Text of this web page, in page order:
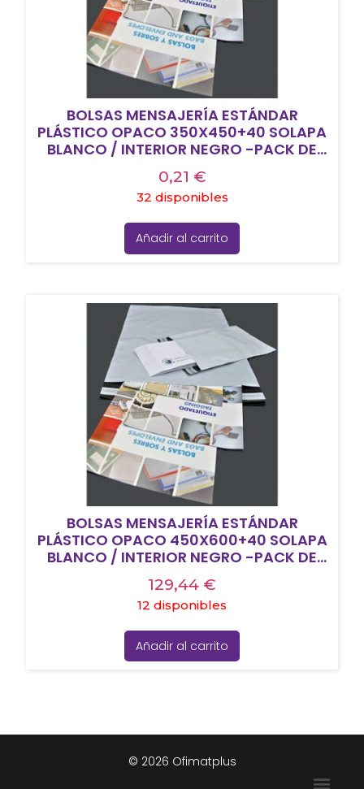
BOLSAS MENSAJERÍA ESTÁNDAR
PLÁSTICO OPACO 350X450+40 SOLAPA
BLANCO / INTERIOR NEGRO -PACK DE
0,21 €
32 disponibles
Añadir al carrito
BOLSAS MENSAJERÍA ESTÁNDAR
PLÁSTICO OPACO 450X600+40 SOLAPA
BLANCO / INTERIOR NEGRO -PACK DE
129,44 €
12 disponibles
Añadir al carrito
© 2026 Ofimatplus